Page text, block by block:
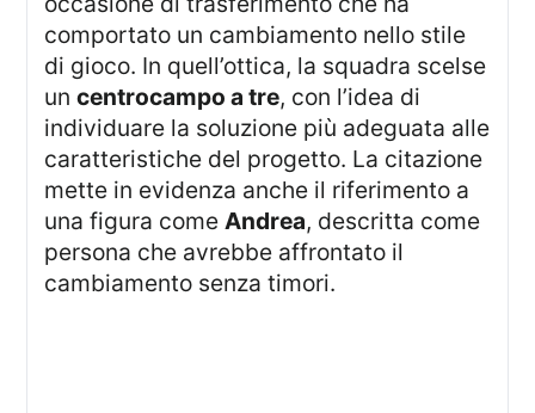
comportato un cambiamento nello stile
di gioco. In quell’ottica, la squadra scelse
uncentrocampo a tre, con l’idea di
individuare la soluzione più adeguata alle
caratteristiche del progetto. La citazione
mette in evidenza anche il riferimento a
una figura comeAndrea, descritta come
persona che avrebbe affrontato il
cambiamento senza timori.